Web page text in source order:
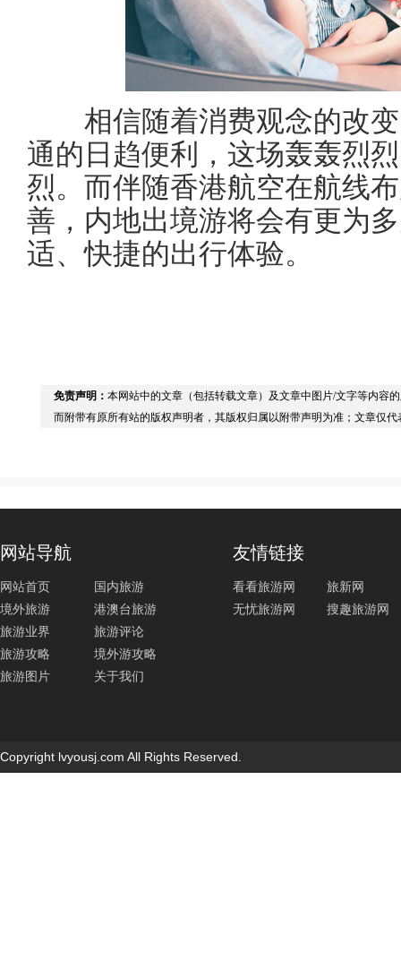
相信随着消费观念的改变
通的日趋便利，这场轰轰烈
烈。而伴随香港航空在航线
善，内地出境游将会有更为
适、快捷的出行体验。
免责声明： 本网站中的文章（包括转载文章）及文章中图片/文字等内容
而附带有原所有站的版权声明者，其版权归属以附带声明为准；文章仅
网站导航
网站首页
国内旅游
境外旅游
港澳台旅游
旅游业界
旅游评论
旅游攻略
境外游攻略
旅游图片
关于我们
友情链接
看看旅游网
旅新网
无忧旅游网
搜趣旅游网
Copyright lvyousj.com All Rights Reserved.